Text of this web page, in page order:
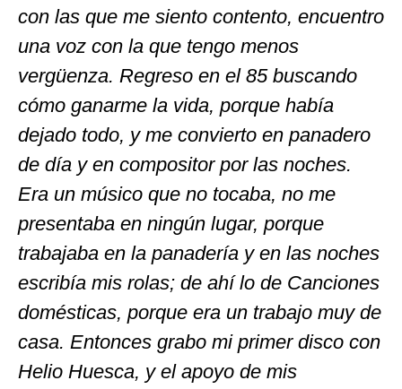
con las que me siento contento, encuentro
una voz con la que tengo menos
vergüenza. Regreso en el 85 buscando
cómo ganarme la vida, porque había
dejado todo, y me convierto en panadero
de día y en compositor por las noches.
Era un músico que no tocaba, no me
presentaba en ningún lugar, porque
trabajaba en la panadería y en las noches
escribía mis rolas; de ahí lo de Canciones
domésticas, porque era un trabajo muy de
casa. Entonces grabo mi primer disco con
Helio Huesca, y el apoyo de mis